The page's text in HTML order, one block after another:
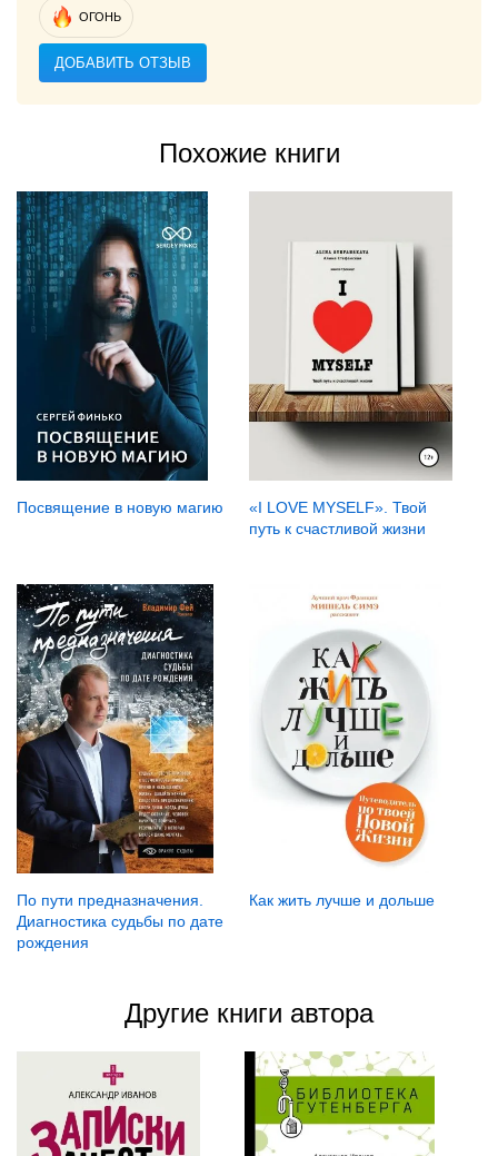
ОГОНЬ
ДОБАВИТЬ ОТЗЫВ
Похожие книги
Посвящение в новую магию
«I LOVE MYSELF». Твой
путь к счастливой жизни
По пути предназначения.
Диагностика судьбы по дате
рождения
Как жить лучше и дольше
Другие книги автора